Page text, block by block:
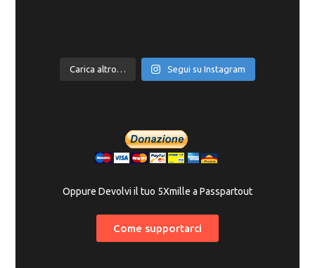
Carica altro… Segui su Instagram
Oppure Devolvi il tuo 5Xmille a Passpartout
Come supportarci